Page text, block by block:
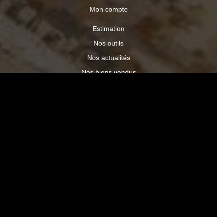
Mon compte
Estimation
Nos outils
Nos actualités
Nos biens vendus